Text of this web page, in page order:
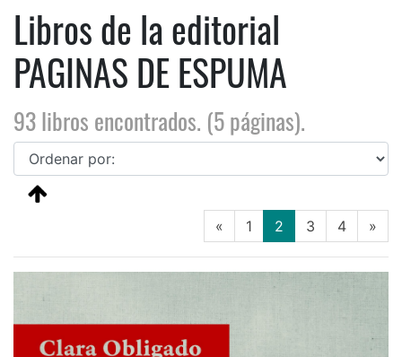
Libros de la editorial
PAGINAS DE ESPUMA
93 libros encontrados. (5 páginas).
« 1 2 (current)
3 4 »